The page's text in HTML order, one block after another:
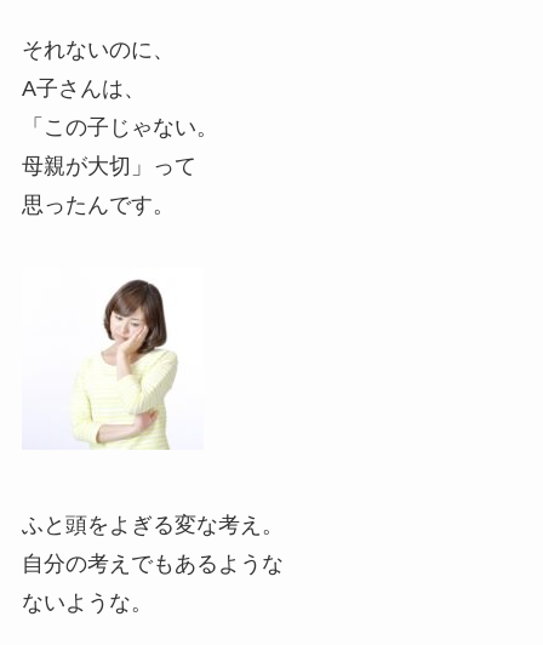
それないのに、
A子さんは、
「この子じゃない。
母親が大切」って
思ったんです。
ふと頭をよぎる変な考え。
自分の考えでもあるような
ないような。